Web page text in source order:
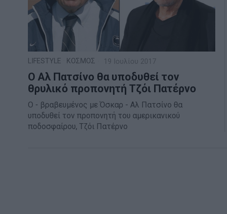
LIFESTYLE ΚΟΣΜΟΣ 19 Ιουλίου 2017
Ο Αλ Πατσίνο θα υποδυθεί τον
θρυλικό προπονητή Τζόι Πατέρνο
Ο - βραβευμένος με Όσκαρ - Αλ Πατσίνο θα
υποδυθεί τον προπονητή του αμερικανικού
ποδοσφαίρου, Τζόι Πατέρνο